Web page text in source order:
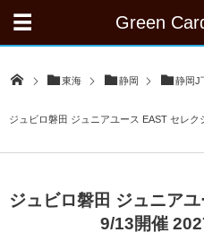
Green
東海 静岡 静岡J
ジュビロ磐田 ジュニアユース EAST セレ
ジュビロ磐田 ジュニア
9/13開催